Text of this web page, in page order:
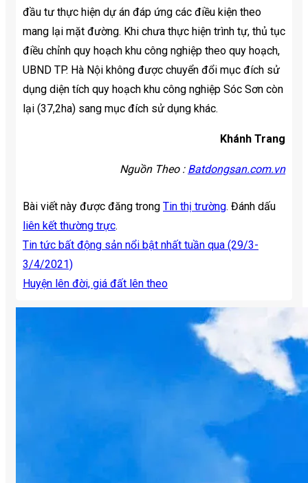
đầu tư thực hiện dự án đáp ứng các điều kiện theo
mang lại mặt đường. Khi chưa thực hiện trình tự, thủ tục
điều chỉnh quy hoạch khu công nghiệp theo quy hoạch,
UBND TP. Hà Nội không được chuyển đổi mục đích sử
dụng diện tích quy hoạch khu công nghiệp Sóc Sơn còn
lại (37,2ha) sang mục đích sử dụng khác.
Khánh Trang
Nguồn Theo : Batdongsan.com.vn
Bài viết này được đăng trong Tin thị trường. Đánh dấu
liên kết thường trực.
Tin tức bất động sản nổi bật nhất tuần qua (29/3-
3/4/2021)
Huyện lên đời, giá đất lên theo